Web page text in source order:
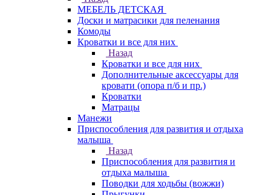
МЕБЕЛЬ ДЕТСКАЯ
Доски и матрасики для пеленания
Комоды
Кроватки и все для них
Назад
Кроватки и все для них
Дополнительные аксессуары для
кровати (опора п/б и пр.)
Кроватки
Матрацы
Манежи
Приспособления для развития и отдыха
малыша
Назад
Приспособления для развития и
отдыха малыша
Поводки для ходьбы (вожжи)